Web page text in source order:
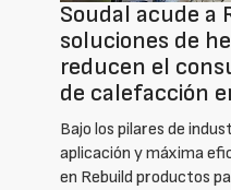
Soudal acude a
soluciones de
reducen el
de calefacción
Bajo los pilares de
aplicación y máxima
en Rebuild productos